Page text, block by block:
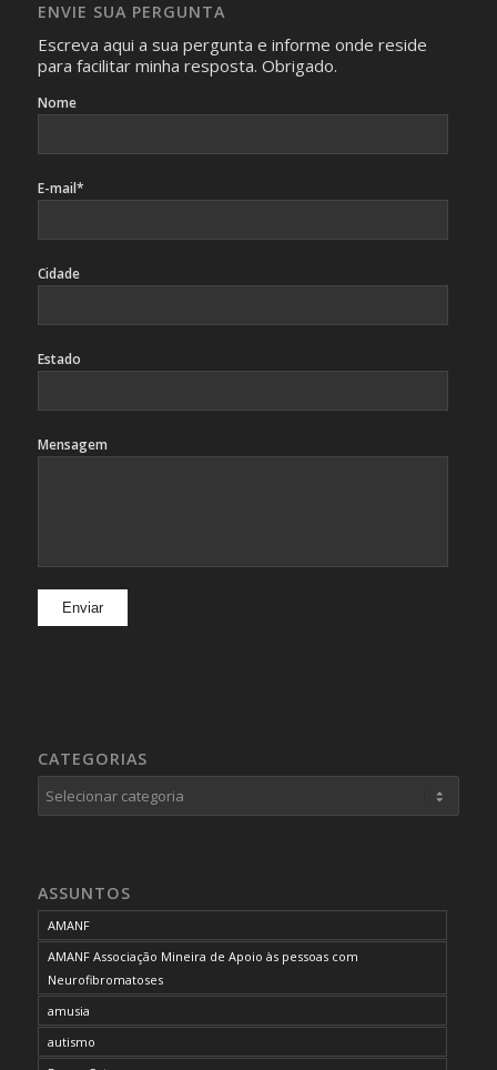
identificação da pessoa fotografada.
ENVIE SUA PERGUNTA
Escreva aqui a sua pergunta e informe onde reside
para facilitar minha resposta. Obrigado.
Nome
E-mail*
Cidade
Estado
Mensagem
CATEGORIAS
Categorias
ASSUNTOS
AMANF
AMANF Associação Mineira de Apoio às pessoas com
Neurofibromatoses
amusia
autismo